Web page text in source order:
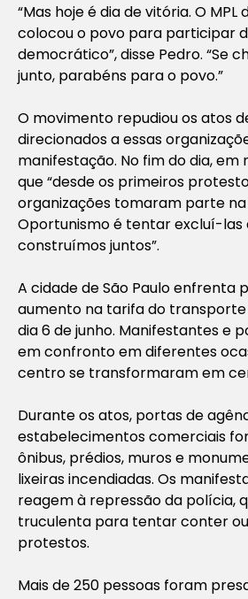
“Mas hoje é dia de vitória. O MPL
colocou o povo para participar
democrático”, disse Pedro. “Se
junto, parabéns para o povo.”
O movimento repudiou os atos
direcionados a essas
manifestação. No fim do dia, em
que “desde os primeiros
organizações tomaram parte na
Oportunismo é tentar excluí-las
construímos juntos”.
A cidade de São Paulo enfrenta
aumento na tarifa do
dia 6 de junho. Manifestantes e
em confronto em diferentes
centro se transformaram em
Durante os atos, portas de
estabelecimentos comerciais
ônibus, prédios, muros e
lixeiras incendiadas. Os
reagem à repressão da polícia,
truculenta para tentar conter
protestos.
Mais de 250 pessoas foram